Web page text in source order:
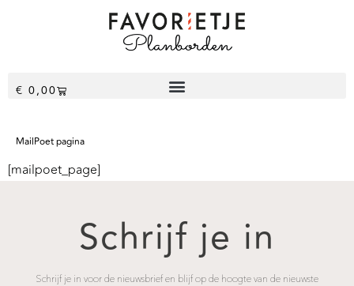
€ 0,00
MailPoet pagina
[mailpoet_page]
Schrijf je in
Schrijf je in voor de nieuwsbrief en blijf op de hoogte van de nieuwste